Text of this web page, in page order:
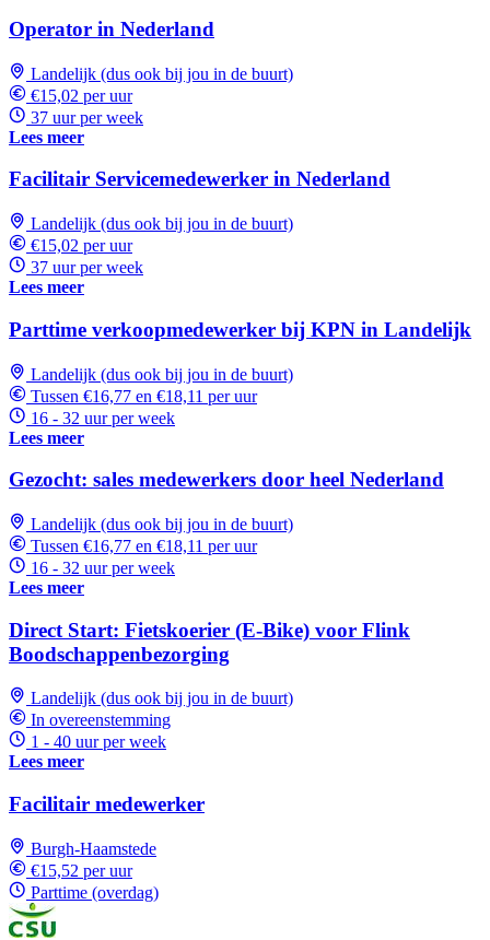
Operator in Nederland
Landelijk (dus ook bij jou in de buurt)
€15,02 per uur
37 uur per week
Lees meer
Facilitair Servicemedewerker in Nederland
Landelijk (dus ook bij jou in de buurt)
€15,02 per uur
37 uur per week
Lees meer
Parttime verkoopmedewerker bij KPN in Landelijk
Landelijk (dus ook bij jou in de buurt)
Tussen €16,77 en €18,11 per uur
16 - 32 uur per week
Lees meer
Gezocht: sales medewerkers door heel Nederland
Landelijk (dus ook bij jou in de buurt)
Tussen €16,77 en €18,11 per uur
16 - 32 uur per week
Lees meer
Direct Start: Fietskoerier (E-Bike) voor Flink
Boodschappenbezorging
Landelijk (dus ook bij jou in de buurt)
In overeenstemming
1 - 40 uur per week
Lees meer
Facilitair medewerker
Burgh-Haamstede
€15,52 per uur
Parttime (overdag)